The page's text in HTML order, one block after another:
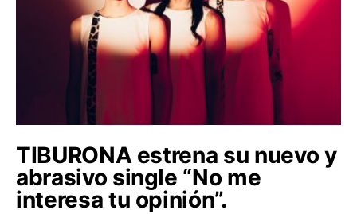
TIBURONA estrena su nuevo y
abrasivo single “No me
interesa tu opinión”.